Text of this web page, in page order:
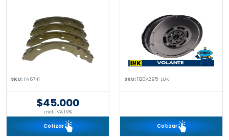
SKU: FN6741
$45.000
incl. IVA 19%
Cotizar
SKU:1120A295-LUK
Cotizar